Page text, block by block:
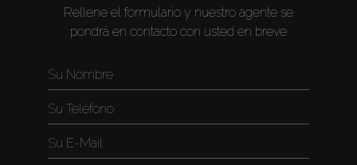
Rellene el formulario y nuestro agente se
pondrá en contacto con usted en breve